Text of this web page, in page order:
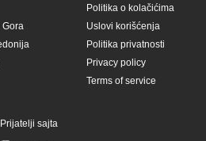
Gora
Politika o kolačićima
Uslovi korišćenja
Politika privatnosti
Privacy policy
Terms of service
Prijatelji sajta